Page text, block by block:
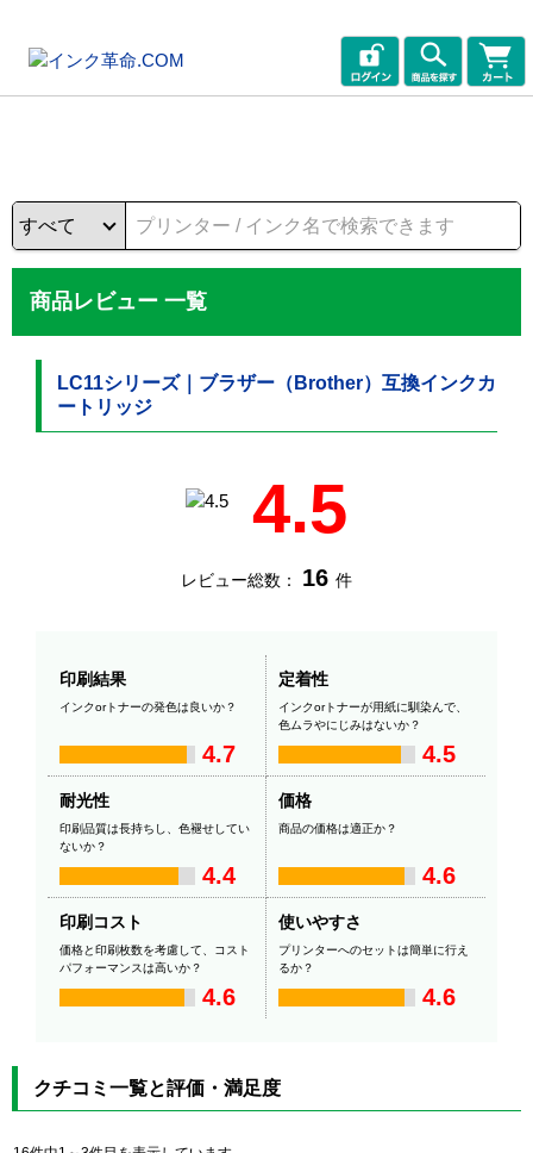
商品レビュー 一覧
LC11シリーズ｜ブラザー（Brother）互換インクカ
ートリッジ
4.5
レビュー総数： 16 件
印刷結果
インクorトナーの発色は良いか？
4.7
定着性
インクorトナーが用紙に馴染んで、
色ムラやにじみはないか？
4.5
耐光性
印刷品質は長持ちし、色褪せしてい
ないか？
4.4
価格
商品の価格は適正か？
4.6
印刷コスト
価格と印刷枚数を考慮して、コスト
パフォーマンスは高いか？
4.6
使いやすさ
プリンターへのセットは簡単に行え
るか？
4.6
クチコミ一覧と評価・満足度